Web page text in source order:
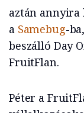
aztán annyira
a Samebug-
beszálló Day
FruitFlan.
Péter a